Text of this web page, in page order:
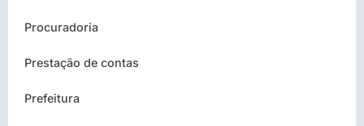
Procuradoria
Prestação de contas
Prefeitura